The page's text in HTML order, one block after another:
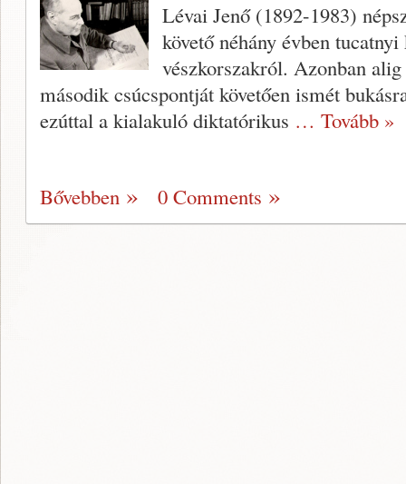
Lévai Jenő (1892-1983)
követő néhány évben
vészkorszakról. Azonban
második csúcspontját követően ismét
ezúttal a kialakuló diktatórikus … Tovább »
Bővebben 0 Comments